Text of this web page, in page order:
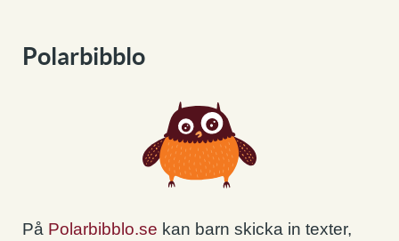
Polarbibblo
På Polarbibblo.se kan barn skicka in texter,